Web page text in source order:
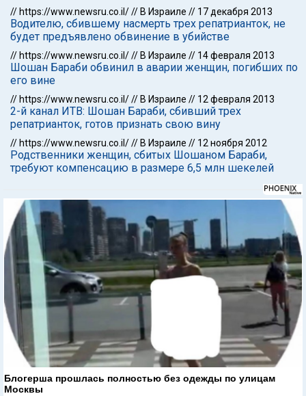
// https://www.newsru.co.il/// В Израиле // 17 декабря 2013
Водителю, сбившему насмерть трех репатрианток, не
будет предъявлено обвинение в убийстве
// https://www.newsru.co.il/// В Израиле // 14 февраля 2013
Шошан Бараби обвинил в аварии женщин, погибших по
его вине
// https://www.newsru.co.il/// В Израиле // 12 февраля 2013
2-й канал ИТВ: Шошан Бараби, сбивший трех
репатрианток, готов признать свою вину
// https://www.newsru.co.il/// В Израиле // 12 ноября 2012
Родственники женщин, сбитых Шошаном Бараби,
требуют компенсацию в размере 6,5 млн шекелей
Блогерша прошлась полностью без одежды по улицам
Москвы